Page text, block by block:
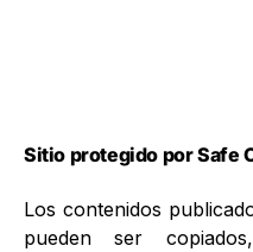
Sitio protegido por Safe
Los contenidos
pueden ser